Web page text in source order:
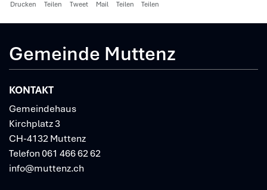
Drucken Teilen Tweet Mail Teilen Teilen
Gemeinde Muttenz
KONTAKT
Gemeindehaus
Kirchplatz 3
CH-4132 Muttenz
Telefon061 466 62 62
info@muttenz.ch